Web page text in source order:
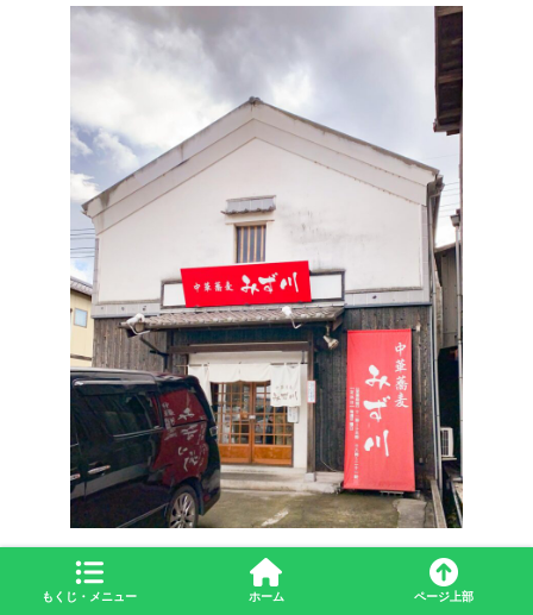
みず川は古い蔵を改装した店だが、店内だけでなく外観も
蔵時代のものを活用しており、和の雰囲気がただよう。
もくじ・メニュー ホーム ページ上部